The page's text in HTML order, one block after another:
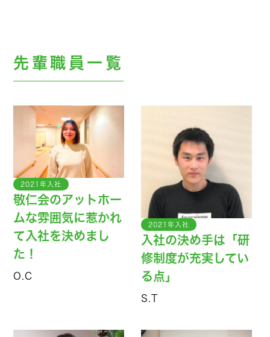
先輩職員一覧
2021年入社
敬仁会のアットホー
ムな雰囲気に惹かれ
て入社を決めまし
た！
O.C
2021年入社
入社の決め手は「研
修制度が充実してい
る点」
S.T